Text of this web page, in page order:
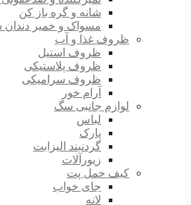
شانه و گره باز کن
مسواک و خمیر
ظروف غذا و آب
ظروف استیل
ظروف پلاستیکی
ظروف سرامیکی
آرام خور
لوازم جانبی سگ
لباس
پارک
گردنبند الیزابت
زیورآلات
کیف حمل پت
جای خواب
لانه